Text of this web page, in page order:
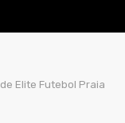
Elite Futebol Praia